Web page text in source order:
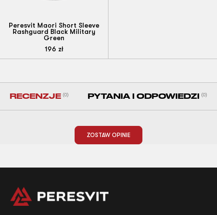
Peresvit Maori Short Sleeve
Rashguard Black Military
Green
196 zł
RECENZJE (0) PYTANIA I ODPOWIEDZI (0)
ZOSTAW OPINIE